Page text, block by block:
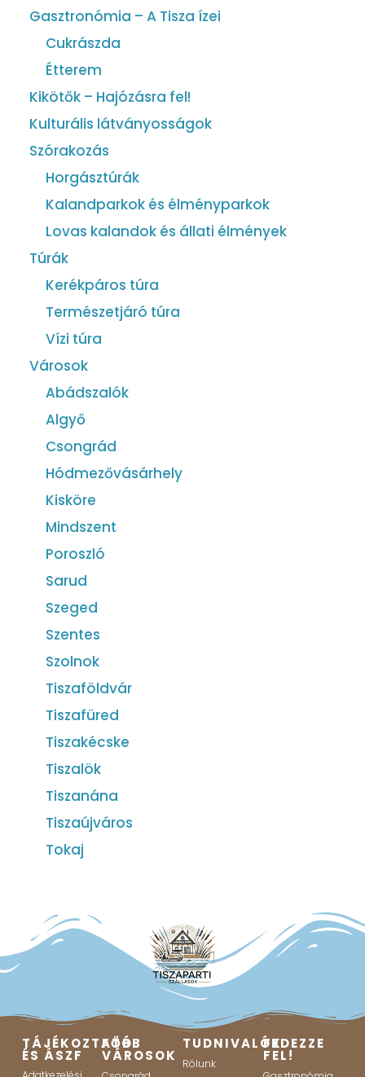
Gasztronómia – A Tisza ízei
Cukrászda
Étterem
Kikötők – Hajózásra fel!
Kulturális látványosságok
Szórakozás
Horgásztúrák
Kalandparkok és élményparkok
Lovas kalandok és állati élmények
Túrák
Kerékpáros túra
Természetjáró túra
Vízi túra
Városok
Abádszalók
Algyő
Csongrád
Hódmezővásárhely
Kisköre
Mindszent
Poroszló
Sarud
Szeged
Szentes
Szolnok
Tiszaföldvár
Tiszafüred
Tiszakécske
Tiszalök
Tiszanána
Tiszaújváros
Tokaj
TÁJÉKOZTATÓ
ÉS ÁSZF
FŐBB
VÁROSOK
TUDNIVALÓK
Rólunk
FEDEZZE
FEL!